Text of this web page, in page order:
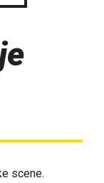
scene.